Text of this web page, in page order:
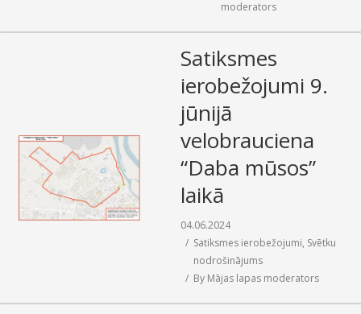
moderators
Satiksmes
ierobežojumi 9.
jūnijā
velobrauciena
“Daba mūsos”
laikā
04.06.2024
Satiksmes ierobežojumi, Svētku
nodrošinājums
By Mājas lapas moderators